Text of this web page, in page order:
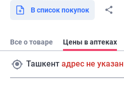
В список покупок
Все о товаре Цены в аптеках
Ташкент адрес не указан